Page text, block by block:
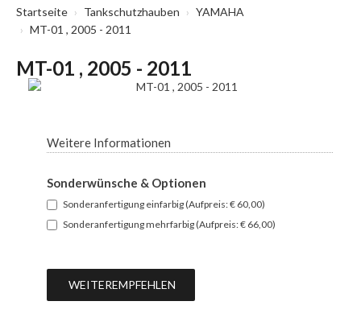
Startseite Tankschutzhauben
YAMAHA
MT-01 , 2005 - 2011
MT-01 , 2005 - 2011
Weitere Informationen
Sonderwünsche & Optionen
Sonderanfertigung einfarbig (Aufpreis: € 60,00)
Sonderanfertigung mehrfarbig (Aufpreis: € 66,00)
WEITEREMPFEHLEN